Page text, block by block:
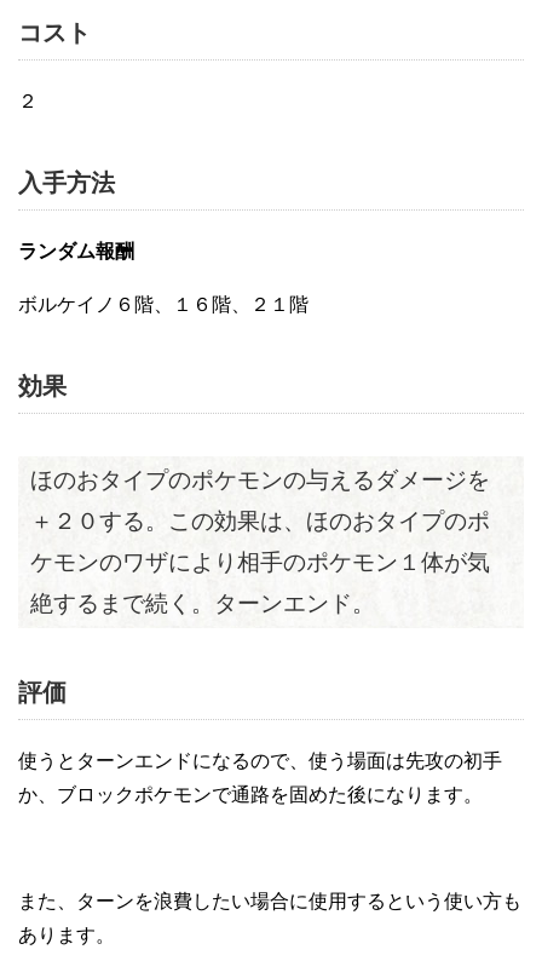
コスト
２
入手方法
ランダム報酬
ボルケイノ６階、１６階、２１階
効果
ほのおタイプのポケモンの与えるダメージを
＋２０する。この効果は、ほのおタイプのポ
ケモンのワザにより相手のポケモン１体が気
絶するまで続く。ターンエンド。
評価
使うとターンエンドになるので、使う場面は先攻の初手
か、ブロックポケモンで通路を固めた後になります。
また、ターンを浪費したい場合に使用するという使い方も
あります。